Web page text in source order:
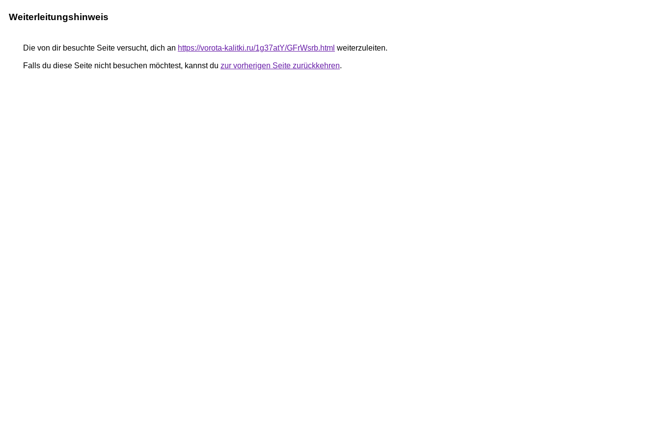
Weiterleitungshinweis
Die von dir besuchte Seite versucht, dich an https://vorota-kalitki.ru/1g37atY/GFrWsrb.html weiterzuleiten.
Falls du diese Seite nicht besuchen möchtest, kannst du zur vorherigen Seite zurückkehren.